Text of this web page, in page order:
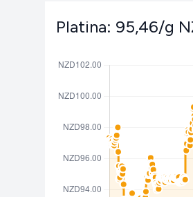
Platina: 95,46/g